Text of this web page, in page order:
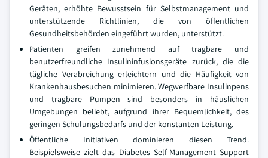
Geräten, erhöhte Bewusstsein für Selbstmanagement und
unterstützende Richtlinien, die von öffentlichen
Gesundheitsbehörden eingeführt wurden, unterstützt.
Patienten greifen zunehmend auf tragbare und
benutzerfreundliche Insulininfusionsgeräte zurück, die die
tägliche Verabreichung erleichtern und die Häufigkeit von
Krankenhausbesuchen minimieren. Wegwerfbare Insulinpens
und tragbare Pumpen sind besonders in häuslichen
Umgebungen beliebt, aufgrund ihrer Bequemlichkeit, des
geringen Schulungsbedarfs und der konstanten Leistung.
Öffentliche Initiativen dominieren diesen Trend.
Beispielsweise zielt das Diabetes Self-Management Support